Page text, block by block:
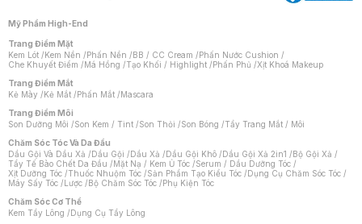
Mỹ Phẩm High-End
Trang Điểm Mặt
Kem Lót /Kem Nền /Phấn Nền /BB / CC Cream /Phấn Nước Cushion /
Che Khuyết Điểm /Má Hồng /Tạo Khối / Highlight /Phấn Phủ /Xịt Khoá Makeup
Trang Điểm Mắt
Kẻ Mày /Kẻ Mắt /Phấn Mắt /Mascara
Trang Điểm Môi
Son Dưỡng Môi /Son Kem / Tint /Son Thỏi /Son Bóng /Tẩy Trang Mắt / Môi
Chăm Sóc Tóc Và Da Đầu
Dầu Gội Và Dầu Xả /Dầu Gội /Dầu Xả /Dầu Gội Khô /Dầu Gội Xả 2in1 /Bộ Gội Xả /
Tẩy Tế Bào Chết Da Đầu /Mặt Nạ / Kem Ủ Tóc /Serum / Dầu Dưỡng Tóc /
Xịt Dưỡng Tóc /Thuốc Nhuộm Tóc /Sản Phẩm Tạo Kiểu Tóc /Dụng Cụ Chăm Sóc Tóc /
Máy Sấy Tóc /Lược /Bộ Chăm Sóc Tóc /Phụ Kiện Tóc
Chăm Sóc Cơ Thể
Kem Tẩy Lông /Dụng Cụ Tẩy Lông